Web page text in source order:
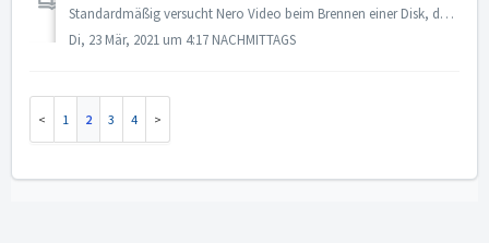
Standardmäßig versucht Nero Video beim Brennen einer Disk, den gesamten Platz auf der Disk auszunutzen. Für einige Fälle, in denen Sie keine großformatige ...
Di, 23 Mär, 2021 um 4:17 NACHMITTAGS
1 2 3 4